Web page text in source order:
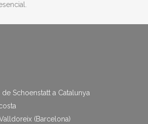
Schoenstatt a Catalunya
(Barcelona)